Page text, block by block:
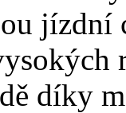
jízdní
díky